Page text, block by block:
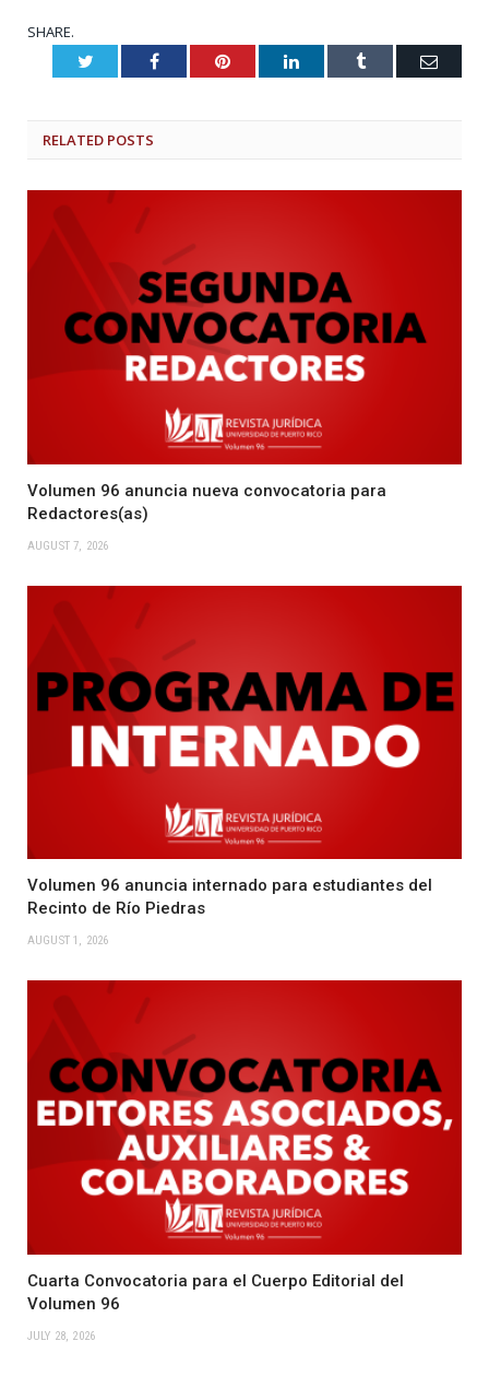
SHARE.
Twitter Facebook Pinterest LinkedIn Tumblr Email
RELATED POSTS
Volumen 96 anuncia nueva convocatoria para
Redactores(as)
AUGUST 7, 2026
Volumen 96 anuncia internado para estudiantes del
Recinto de Río Piedras
AUGUST 1, 2026
Cuarta Convocatoria para el Cuerpo Editorial del
Volumen 96
JULY 28, 2026